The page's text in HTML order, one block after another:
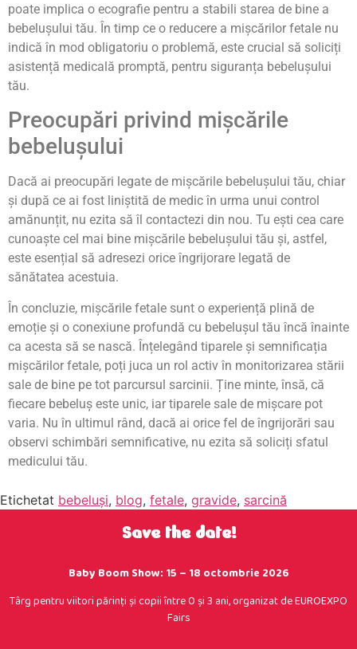
poate implica o ecografie pentru a stabili starea de bine a
bebelușului tău. În timp ce o reducere a mișcărilor fetale nu
indică în mod obligatoriu o problemă, este crucial să soliciți
asistență medicală promptă, pentru siguranța bebelușului
tău.
Preocupări privind mișcările
bebelușului
Dacă ai preocupări legate de mișcările bebelușului tău, chiar
și după ce ai fost liniștită de medic în urma unui control
amănunțit, nu ezita să îl contactezi din nou. Tu ești cea care
cunoaște cel mai bine mișcările bebelușului tău și, astfel,
este esențial să adresezi orice îngrijorare legată de
sănătatea acestuia.
În concluzie, mișcările fetale sunt o experiență plină de
emoție și o conexiune profundă cu bebelușul tău încă înainte
ca acesta să se nască. Înțelegând tiparele și semnificația
mișcărilor fetale, poți juca un rol activ în monitorizarea stării
sale de bine pe tot parcursul sarcinii. Ține minte, însă, că
fiecare bebeluș este unic, iar tiparele sale de mișcare pot
varia. Nu în ultimul rând, dacă ai orice fel de îngrijorări sau
observi schimbări semnificative, nu ezita să soliciți sfatul
medicului tău.
Etichetat bebeluşi, blog, fetale, gravide, sarcină
Save the date!
Baby Boom Show: 15 – 18 octombrie 2026
Târg pentru viitori părinţi şi copii între 0 şi 3 ani, organizat de EUROEXPO
Fairs